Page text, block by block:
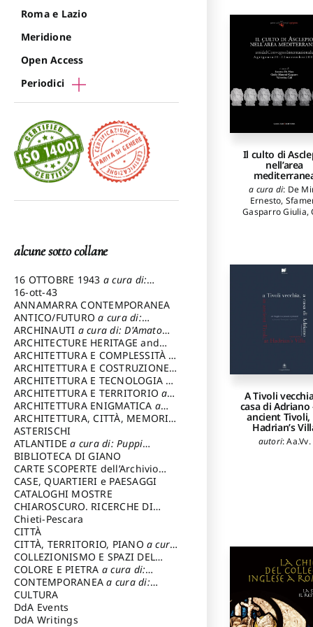
Il culto di
nell’area
a cura di: De
Ernesto,
Gasparro Giulia,
Mantis
Luca Gioia,
Luisa, Lippolis
Calì Valentina,
Pietro, Pernot
Mastrocinque
Ciampini
Monaca
Scibilia Anna,
Covolo Enrico,
Gasparro
A Tivoli
casa di Adriano
ancient Tivoli,
Hadrian’s
autori:Aa.Vv.
Roma e Lazio
Meridione
Open Access
Periodici
alcune sotto collane
16 OTTOBRE 1943 a cura di:
Pezzetti Marcello
16-ott-43
ANNAMARRA CONTEMPORANEA
ANTICO/FUTUROa cura di:
Varagnoli Claudio
ARCHINAUTI a cura di: D'Amato
Claudio
ARCHITECTURE HERITAGE and
DESIGN
ARCHITETTURA E COMPLESSITÀ a
cura di: Piva Antonio
ARCHITETTURA E COSTRUZIONEa
cura di: Poretti Sergio
ARCHITETTURA E TECNOLOGIA a
cura di: Carrara Gianfranco
ARCHITETTURA E TERRITORIOa
cura di: Pietrogrande Enrico
ARCHITETTURA ENIGMATICA a
cura di: Lenci Ruggero
ARCHITETTURA, CITTÀ, MEMORIA
a cura di: Valeriani Enrico
ASTERISCHI
ATLANTIDEa cura di: Puppi
Lionello
BIBLIOTECA DI GIANO
CARTE SCOPERTE dell’Archivio
Storico Capitolino
CASE, QUARTIERI e PAESAGGI
CATALOGHI MOSTRE
CHIAROSCURO. RICERCHE DI
STORIA E STORIA DELL'ARTE
cura di: Di Carpegna Falconieri
Tommaso
Chieti-Pescara
CITTÀ
CITTÀ, TERRITORIO, PIANO a cura
di: Imbesi Giuseppe
COLLEZIONISMO E SPAZI DEL
COLLEZIONISMO a cura di:
Magnani Lauro
COLORE E PIETRA a cura di:
Selvaggi Giuseppe
CONTEMPORANEAa cura di:
Gubinelli Luna
CULTURA
DdA Events
DdA Writings